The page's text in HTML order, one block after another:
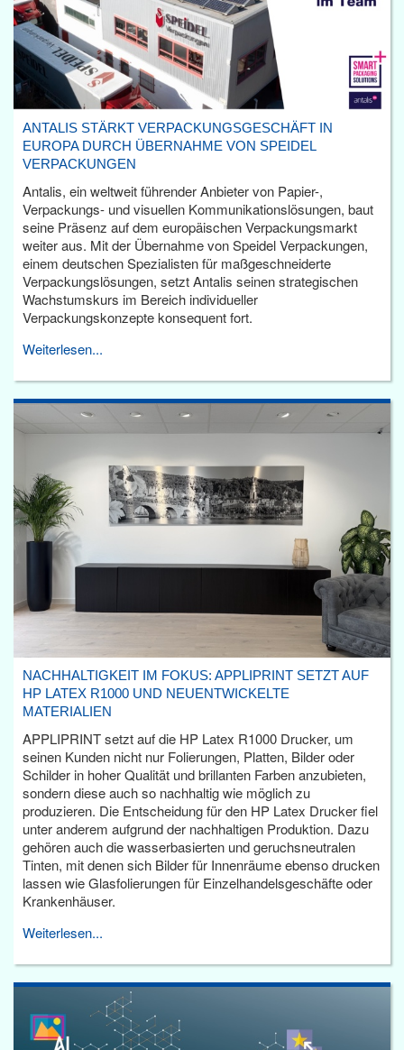
ANTALIS STÄRKT VERPACKUNGSGESCHÄFT IN
EUROPA DURCH ÜBERNAHME VON SPEIDEL
VERPACKUNGEN
Antalis, ein weltweit führender Anbieter von Papier-,
Verpackungs- und visuellen Kommunikationslösungen, baut
seine Präsenz auf dem europäischen Verpackungsmarkt
weiter aus. Mit der Übernahme von Speidel Verpackungen,
einem deutschen Spezialisten für maßgeschneiderte
Verpackungslösungen, setzt Antalis seinen strategischen
Wachstumskurs im Bereich individueller
Verpackungskonzepte konsequent fort.
Weiterlesen...
NACHHALTIGKEIT IM FOKUS: APPLIPRINT SETZT AUF
HP LATEX R1000 UND NEUENTWICKELTE
MATERIALIEN
APPLIPRINT setzt auf die HP Latex R1000 Drucker, um
seinen Kunden nicht nur Folierungen, Platten, Bilder oder
Schilder in hoher Qualität und brillanten Farben anzubieten,
sondern diese auch so nachhaltig wie möglich zu
produzieren. Die Entscheidung für den HP Latex Drucker fiel
unter anderem aufgrund der nachhaltigen Produktion. Dazu
gehören auch die wasserbasierten und geruchsneutralen
Tinten, mit denen sich Bilder für Innenräume ebenso drucken
lassen wie Glasfolierungen für Einzelhandelsgeschäfte oder
Krankenhäuser.
Weiterlesen...